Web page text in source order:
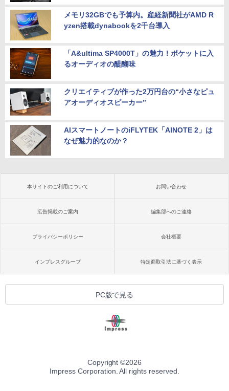
メモリ32GBでも予算内。産経新聞社がAMD R
yzen搭載dynabookを2千台導入
「A&ultima SP4000T」の魅力！ポケットに入
るオーディオの醍醐味
クリエイティブが作った2万円台の“小さなピュ
アオーディオスピーカー”
AIスマートノートのiFLYTEK「AINOTE 2」は
なぜ魅力的なのか？
本サイトのご利用について お問い合わせ
広告掲載のご案内 編集部へのご連絡
プライバシーポリシー 会社概要
インプレスグループ 特定商取引法に基づく表示
PC版で見る
Copyright ©2026
Impress Corporation. All rights reserved.